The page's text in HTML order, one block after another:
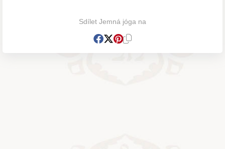
Sdílet Jemná jóga na